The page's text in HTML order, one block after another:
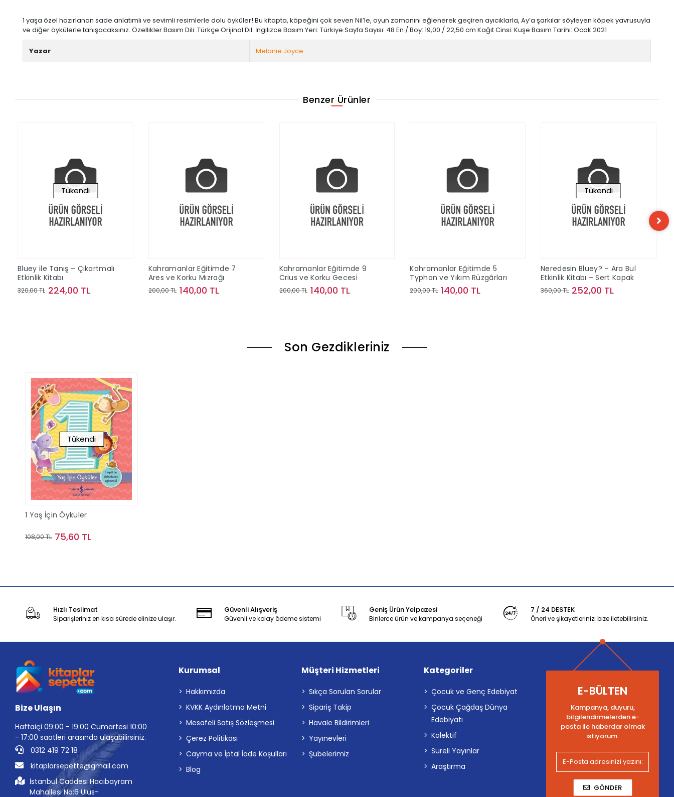
1 yaşa özel hazırlanan sade anlatımlı ve sevimli resimlerle dolu öyküler! Bu kitapta, köpeğini çok seven Nil’le, oyun zamanını eğlenerek geçiren ayıcıklarla, Ay’a şarkılar söyleyen köpek yavrusuyla
ve diğer öykülerle tanışacaksınız. Özellikler Basım Dili: Türkçe Orijinal Dil: İngilizce Basım Yeri: Türkiye Sayfa Sayısı: 48 En / Boy: 19,00 / 22,50 cm Kağıt Cinsi: Kuşe Basım Tarihi: Ocak 2021
Yazar Melanie Joyce
Benzer Ürünler
Tükendi
Bluey ile Tanış – Çıkartmalı
Etkinlik Kitabı
320,00 TL 224,00 TL
Kahramanlar Eğitimde 7
Ares ve Korku Mızrağı
200,00 TL 140,00 TL
Kahramanlar Eğitimde 9
Crius ve Korku Gecesi
200,00 TL 140,00 TL
Kahramanlar Eğitimde 5
Typhon ve Yıkım Rüzgârları
200,00 TL 140,00 TL
Tükendi
Neredesin Bluey? – Ara Bul
Etkinlik Kitabı – Sert Kapak
360,00 TL 252,00 TL
Son Gezdikleriniz
Tükendi
1 Yaş İçin Öyküler
108,00 TL 75,60 TL
Hızlı Teslimat
Siparişleriniz en kısa sürede elinize ulaşır.
Güvenli Alışveriş
Güvenli ve kolay ödeme sistemi
Geniş Ürün Yelpazesi
Binlerce ürün ve kampanya seçeneği
7 / 24 DESTEK
Öneri ve şikayetlerinizi bize iletebilirsiniz.
Bize Ulaşın
Haftaiçi 09:00 - 19:00 Cumartesi 10:00
- 17:00 saatleri arasında ulaşabilirsiniz.
0312 419 72 18
kitaplarsepette@gmail.com
İstanbul Caddesi Hacıbayram
Mahallesi No:6 Ulus-
Kurumsal
Hakkımızda
KVKK Aydınlatma Metni
Mesafeli Satış Sözleşmesi
Çerez Politikası
Cayma ve İptal İade Koşulları
Blog
Müşteri Hizmetleri
Sıkça Sorulan Sorular
Sipariş Takip
Havale Bildirimleri
Yayınevleri
Şubelerimiz
Kategoriler
Çocuk ve Genç Edebiyat
Çocuk Çağdaş Dünya
Edebiyatı
Kolektif
Süreli Yayınlar
Araştırma
E-BÜLTEN
Kampanya, duyuru,
bilgilendirmelerden e-
posta ile haberdar olmak
istiyorum.
GÖNDER